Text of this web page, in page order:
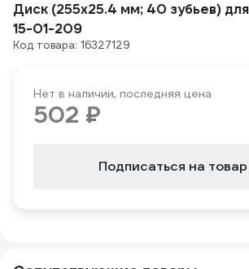
Диск (255х25.4 мм; 40 зубьев)
15-01-209
Код товара: 16327129
Нет в наличии, последняя цена
502 ₽
Подписаться на товар